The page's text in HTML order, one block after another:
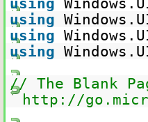
using
using
using
// The Blank
http://